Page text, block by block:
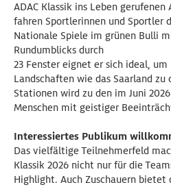
ADAC Klassik ins Leben
fahren Sportlerinnen und Sportler
Nationale Spiele im grünen Bulli
Rundumblicks durch
23 Fenster eignet er sich ideal,
Landschaften wie das Saarland zu
Stationen wird zu den im Juni
Menschen mit geistiger
Interessiertes Publikum
Das vielfältige Teilnehmerfeld
Klassik 2026 nicht nur für die
Highlight. Auch Zuschauern